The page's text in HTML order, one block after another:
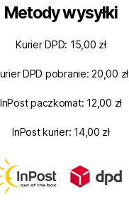
Metody wysyłki
Kurier DPD: 15,00 zł
DPD pobranie: 20,00 zł
InPost paczkomat: 12,00 zł
InPost kurier: 14,00 zł